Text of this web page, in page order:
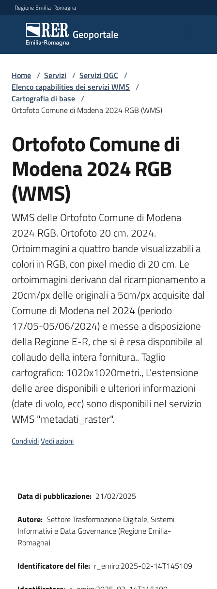
Vai al contenuto
Vai alla navigazione
Vai al footer
Regione Emilia-Romagna
Geoportale
Geoportale
Catalogo
dati,
servizi
e
Visualizza
dati
on-
line
Scarica
i
dati
Approfondimenti
Archivio
cartografico
Seguici
su
Home / Servizi / Servizi OGC /
Elenco capabilities dei servizi WMS /
Cartografia di base /
Ortofoto Comune di Modena 2024 RGB (WMS)
Salta al contenuto
Ortofoto Comune di
Modena 2024 RGB
(WMS)
WMS delle Ortofoto Comune di Modena
2024 RGB. Ortofoto 20 cm. 2024.
Ortoimmagini a quattro bande visualizzabili a
colori in RGB, con pixel medio di 20 cm. Le
ortoimmagini derivano dal ricampionamento a
20cm/px delle originali a 5cm/px acquisite dal
Comune di Modena nel 2024 (periodo
17/05-05/06/2024) e messe a disposizione
della Regione E-R, che si è resa disponibile al
collaudo della intera fornitura.. Taglio
cartografico: 1020x1020metri., L'estensione
delle aree disponibili e ulteriori informazioni
(date di volo, ecc) sono disponibili nel servizio
WMS "metadati_raster".
CondividiVedi azioni
Dati
Data di pubblicazione: 21/02/2025
Autore: Settore Trasformazione Digitale, Sistemi
Informativi e Data Governance (Regione Emilia-
Romagna)
Identificatore del file: r_emiro:2025-02-14T145109